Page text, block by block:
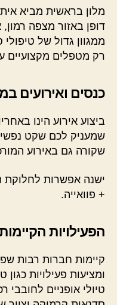
מלון בראשית מביא
דופן באזור מצפה
ממגוון גדול של
רק מטפלים מקצועיים
כנסים ואירועים
ביצוע אירוע הינו
שמעניק לכם שקט
שקורה גם באירוע
ישנה אפשרות לחלוקת
+ פוואייה.
הפעילויות
קיימות חברות רבות
ומציעות פעילויות
טיולי אופניים